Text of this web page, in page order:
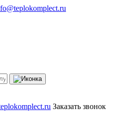
Заказать звонок